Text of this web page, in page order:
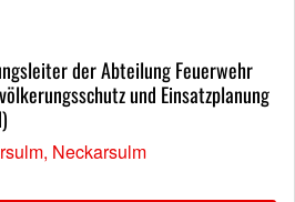
der Abteilung Feuerwehr
und Einsatzplanung
Neckarsulm